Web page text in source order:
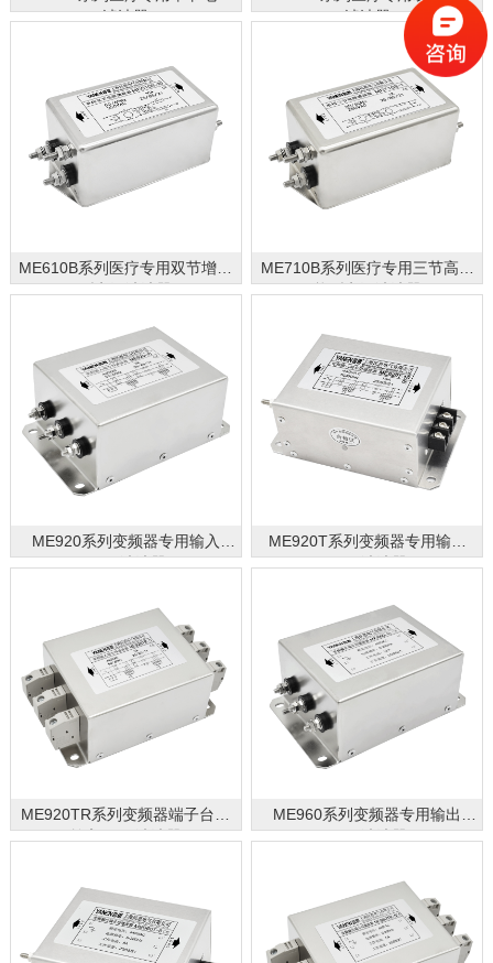
滤波器
滤波器
ME610B系列医疗专用双节增强
型电源滤波器
ME710B系列医疗专用三节高性
能型电源滤波器
ME920系列变频器专用输入
EMC滤波器
ME920T系列变频器专用输入
EMC滤波器
ME920TR系列变频器端子台式
输入EMC滤波器
ME960系列变频器专用输出
EMC滤波器